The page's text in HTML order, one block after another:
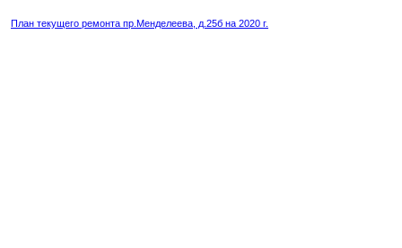
План текущего ремонта пр.Менделеева, д.25б на 2020 г.